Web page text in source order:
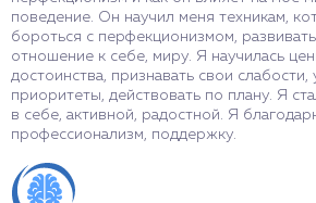
поведение. Он научил меня техникам,
бороться с перфекционизмом,
отношение к себе, миру. Я научилась
достоинства, признавать свои слабости,
приоритеты, действовать по плану. Я
в себе, активной, радостной. Я
профессионализм, поддержку.